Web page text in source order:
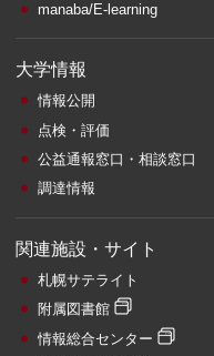
manaba/E-learning
大学情報
情報公開
点検・評価
公益通報窓口・相談窓口
調達情報
関連施設・サイト
札幌サテライト
附属図書館
情報総合センター